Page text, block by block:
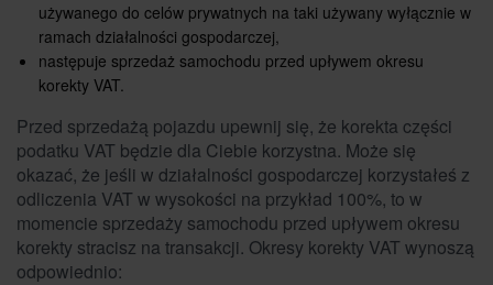
używanego do celów prywatnych na taki używany wyłącznie w
ramach działalności gospodarczej,
następuje sprzedaż samochodu przed upływem okresu
korekty VAT.
Przed sprzedażą pojazdu upewnij się, że korekta części
podatku VAT będzie dla Ciebie korzystna. Może się
okazać, że jeśli w działalności gospodarczej korzystałeś z
odliczenia VAT w wysokości na przykład 100%, to w
momencie sprzedaży samochodu przed upływem okresu
korekty stracisz na transakcji. Okresy korekty VAT wynoszą
odpowiednio: